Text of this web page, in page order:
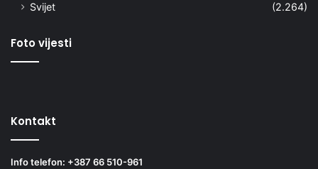
Svijet
(2.264)
Foto vijesti
Kontakt
Info telefon: +387 66 510-961